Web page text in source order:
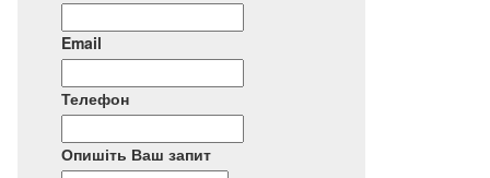
Email
Телефон
Опишіть Ваш запит